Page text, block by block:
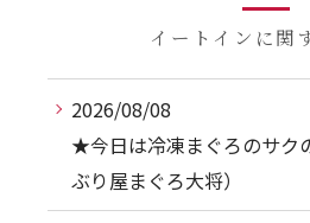
イートインに関
2026/08/08
★今日は冷凍まぐろのサク
ぶり屋まぐろ大将）